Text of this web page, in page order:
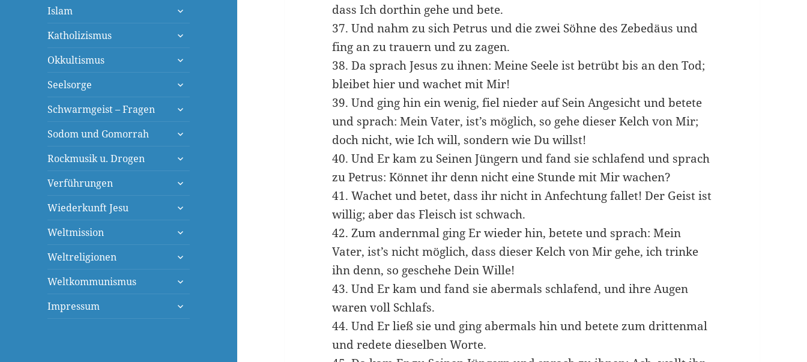
Islam
untermenü
Katholizismus
untermenü
Okkultismus
untermenü
Seelsorge
untermenü
Schwarmgeist – Fragen
untermenü
Sodom und Gomorrah
untermenü
Rockmusik u. Drogen
untermenü
Verführungen
untermenü
Wiederkunft Jesu
untermenü
Weltmission
untermenü
Weltreligionen
untermenü
Weltkommunismus
untermenü
Impressum
untermenü
dass Ich dorthin gehe und bete.
37. Und nahm zu sich Petrus und die zwei Söhne des Zebedäus und
fing an zu trauern und zu zagen.
38. Da sprach Jesus zu ihnen: Meine Seele ist betrübt bis an den Tod;
bleibet hier und wachet mit Mir!
39. Und ging hin ein wenig, fiel nieder auf Sein Angesicht und betete
und sprach: Mein Vater, ist’s möglich, so gehe dieser Kelch von Mir;
doch nicht, wie Ich will, sondern wie Du willst!
40. Und Er kam zu Seinen Jüngern und fand sie schlafend und sprach
zu Petrus: Könnet ihr denn nicht eine Stunde mit Mir wachen?
41. Wachet und betet, dass ihr nicht in Anfechtung fallet! Der Geist ist
willig; aber das Fleisch ist schwach.
42. Zum andernmal ging Er wieder hin, betete und sprach: Mein
Vater, ist’s nicht möglich, dass dieser Kelch von Mir gehe, ich trinke
ihn denn, so geschehe Dein Wille!
43. Und Er kam und fand sie abermals schlafend, und ihre Augen
waren voll Schlafs.
44. Und Er ließ sie und ging abermals hin und betete zum drittenmal
und redete dieselben Worte.